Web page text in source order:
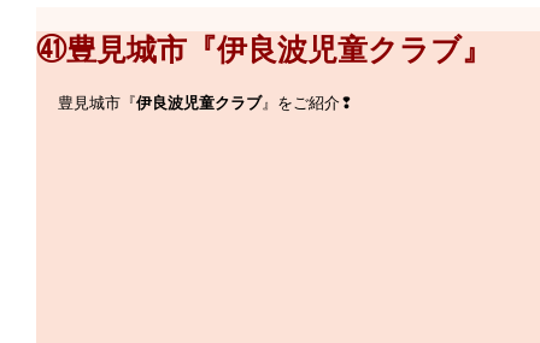
㊶豊見城市『伊良波児童クラブ』
豊見城市『伊良波児童クラブ』をご紹介❢